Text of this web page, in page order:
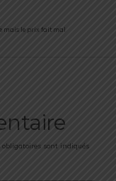
mais le prix fait mal
obligatoires sont indiqués